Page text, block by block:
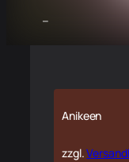
–
Anikeen
zzgl.